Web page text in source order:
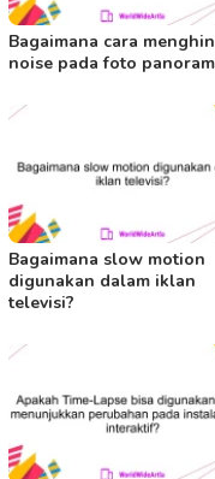
Bagaimana cara
noise pada foto
Bagaimana slow motion
digunakan dalam iklan
televisi?